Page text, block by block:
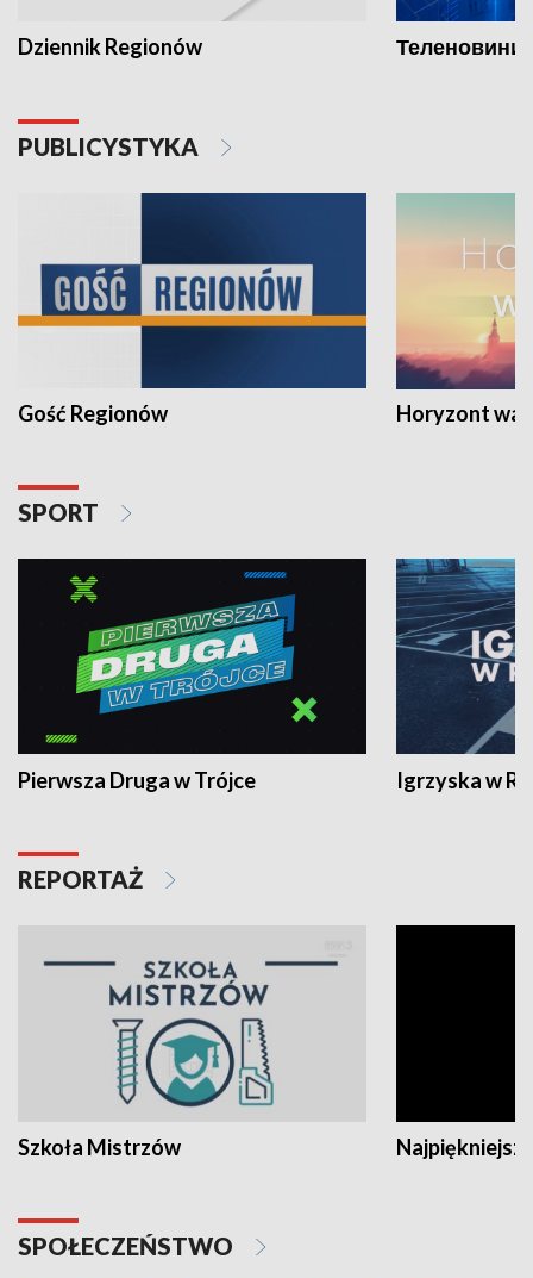
Dziennik Regionów Теленовини
PUBLICYSTYKA
Gość Regionów Horyzont
SPORT
Pierwsza Druga w Trójce Igrzyska w
REPORTAŻ
Szkoła Mistrzów
SPOŁECZEŃSTWO